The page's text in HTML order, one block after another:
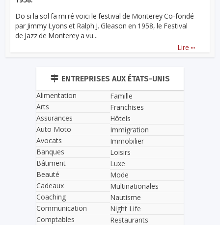
Do si la sol fa mi ré voici le festival de Monterey Co-fondé
par Jimmy Lyons et Ralph J. Gleason en 1958, le Festival
de Jazz de Monterey a vu...
Lire ...
ENTREPRISES AUX ÉTATS-UNIS
Alimentation
Arts
Assurances
Auto Moto
Avocats
Banques
Bâtiment
Beauté
Cadeaux
Coaching
Communication
Comptables
Famille
Franchises
Hôtels
Immigration
Immobilier
Loisirs
Luxe
Mode
Multinationales
Nautisme
Night Life
Restaurants